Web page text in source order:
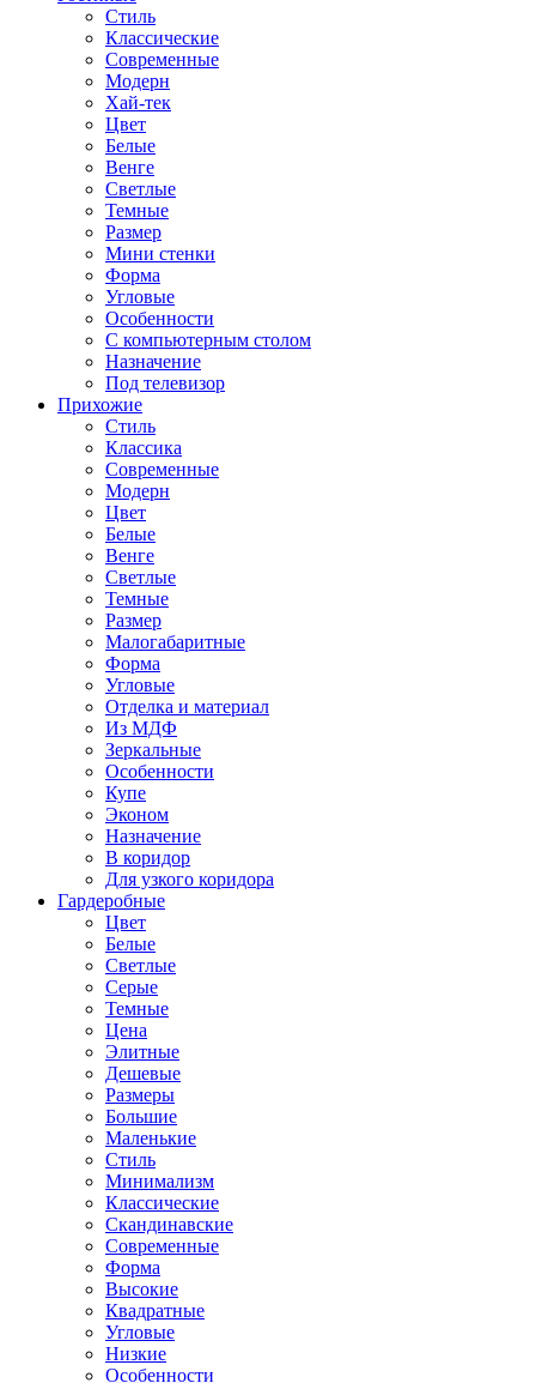
Стиль
Классические
Современные
Модерн
Хай-тек
Цвет
Белые
Венге
Светлые
Темные
Размер
Мини стенки
Форма
Угловые
Особенности
С компьютерным столом
Назначение
Под телевизор
Прихожие
Стиль
Классика
Современные
Модерн
Цвет
Белые
Венге
Светлые
Темные
Размер
Малогабаритные
Форма
Угловые
Отделка и материал
Из МДФ
Зеркальные
Особенности
Купе
Эконом
Назначение
В коридор
Для узкого коридора
Гардеробные
Цвет
Белые
Светлые
Серые
Темные
Цена
Элитные
Дешевые
Размеры
Большие
Маленькие
Стиль
Минимализм
Классические
Скандинавские
Современные
Форма
Высокие
Квадратные
Угловые
Низкие
Особенности